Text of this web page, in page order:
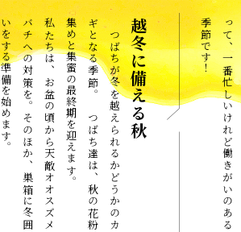
！
越冬に備える秋
み
つ
ば
ち
が
冬
を
越
え
ら
れ
る
か
ど
う
か
の
カ
ギ
と
な
る
季
節
。
み
つ
ば
ち
達
は
、
秋
の
花
粉
集
め
と
集
蜜
の
最
終
期
を
迎
え
ま
す
。
私
た
ち
は
、
お
盆
の
頃
か
ら
天
敵
オ
オ
ス
ズ
メ
バ
チ
へ
の
対
策
を
。
そ
の
ほ
か
、
巣
箱
に
冬
囲
い
を
す
る
準
備
を
始
め
ま
す